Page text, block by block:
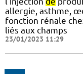
allergie, asthme,
fonction rénale
liés aux champs
23/01/2023 11:29